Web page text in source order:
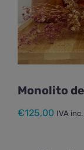
Monolito
€125,00 IVA inc.